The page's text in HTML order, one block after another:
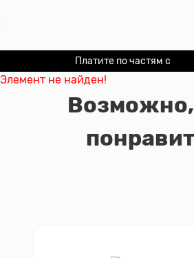
Платите по частям с
Элемент не найден!